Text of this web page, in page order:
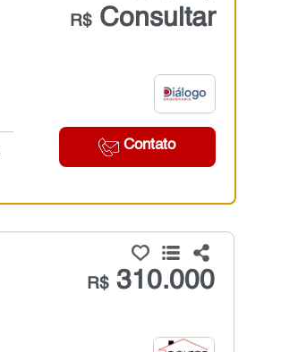
R$Consultar
Contato
R$310.000